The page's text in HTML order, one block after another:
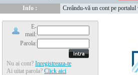
Info :
Creându-vă un cont pe
E-
mail:
Parola:
Nu ai cont? Inregistreaza-te
Ai uitat parola? Click aici